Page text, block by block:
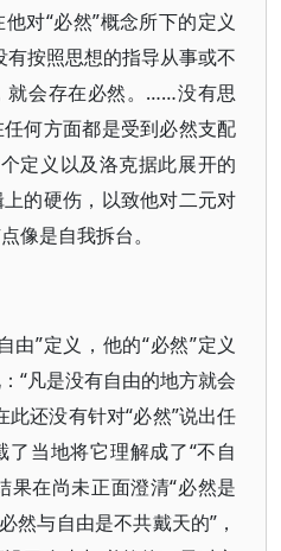
对“必然”概念所下的定义
有按照思想的指导从事或不
就会存在必然。……没有思
何方面都是受到必然支配
定义以及洛克据此展开的
的硬伤，以致他对二元对
像是自我拆台。
由”定义，他的“必然”定义
“凡是没有自由的地方就会
还没有针对“必然”说出任
当地将它理解成了“不自
果在尚未正面澄清“必然是
然与自由是不共戴天的”，